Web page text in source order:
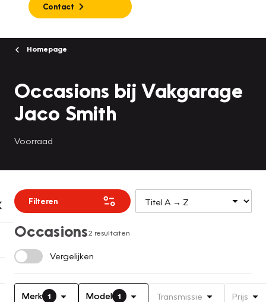
Contact
Homepage
Occasions bij Vakgarage
Jaco Smith
Voorraad
Filteren
Occasions2 resultaten
Vergelijken
Merk 1 Model 1 Transmissie Prijs